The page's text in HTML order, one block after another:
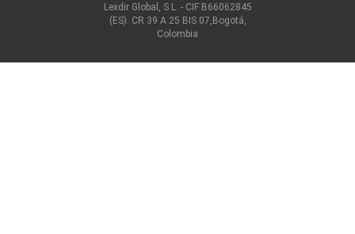
Lexdir Global, S.L. - CIF B66062845
(ES). CR 39 A 25 BIS 07,Bogotá,
Colombia